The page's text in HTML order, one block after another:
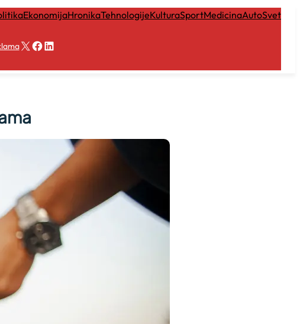
EkonomijaHronikaTehnologijeKulturaSportMedicinaAutoSvet
X Facebook
LinkedIn